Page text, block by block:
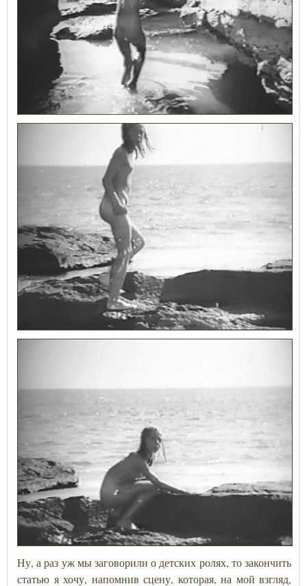
Ну, а раз уж мы заговорили о детских ролях, то закончить
статью я хочу, напомнив сцену, которая, на мой взгляд,